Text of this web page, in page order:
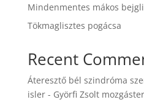
Mindenmentes mákos bejgli
Tökmaglisztes pogácsa
Recent
Áteresztő bél szindróma
isler - Györfi Zsolt